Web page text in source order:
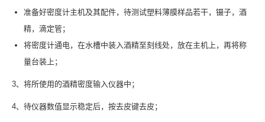
准备好密度计主机及其配件，待测试塑料薄膜样品若干，镊子，酒
精，滴定管；
将密度计通电，在水槽中装入酒精至刻线处，放在主机上，再将称
量台装上；
3、将所使用的酒精密度输入仪器中；
4、待仪器数值显示稳定后，按去皮键去皮；